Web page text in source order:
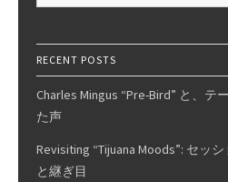
RECENT POSTS
Charles Mingus “Pre-Bird” と、
た声
Revisiting “Tijuana Moods”: セッ
と継ぎ目